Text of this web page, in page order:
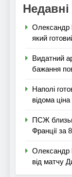
Олександр
який
Видатний
бажання
Наполі
відома
ПСЖ
Франції за
Олександр
від матчу